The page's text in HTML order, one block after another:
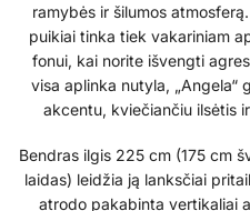
ramybės ir šilumos
puikiai tinka tiek vakariniam
fonui, kai norite išvengti
visa aplinka nutyla, „Angela“
akcentu, kviečiančiu ilsėtis
Bendras ilgis 225 cm (175 cm
laidas) leidžia ją lanksčiai
atrodo pakabinta vertikaliai